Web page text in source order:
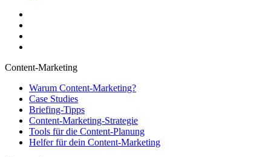
Content-Marketing
Warum Content-Marketing?
Case Studies
Briefing-Tipps
Content-Marketing-Strategie
Tools für die Content-Planung
Helfer für dein Content-Marketing